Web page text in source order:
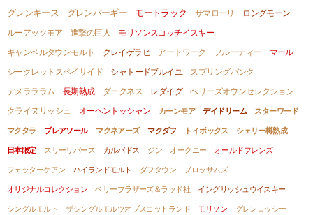
グレンキース
グレンバーギー モートラック サマローリ
ロングモーン
ルーアックモア
進撃の巨人
モリソンスコッチイスキー
キャンベルタウンモルト
クレイゲラヒ アートワーク フルーティー マール
シークレットスペイサイド シャトードブルイユ
スプリングバンク
デメラララム
長期熟成 ダークネス レダイグ
ベリーズオウンセレクション
クライヌリッシュ
オーヘントッシャン カーンモア デイドリーム
スターワード
マクタラ
ブレアソール マクネアーズ マクダフ トイボックス
シェリー樽熟成
日本限定
スリーリバース カルバドス ジン オークニー
オールドフレンズ
フェッターケアン
ハイランドモルト ダフタウン
ブロッサムズ
オリジナルコレクション
ベリーブラザーズ＆ラッド社
イングリッシュウイスキー
シングルモルト
ザシングルモルツオブスコットランド モリソン
グレンロッシー